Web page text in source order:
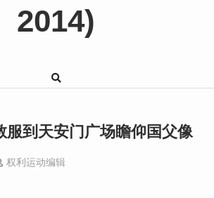
2014)
服到天安门广场瞻仰国父像
权利运动编辑